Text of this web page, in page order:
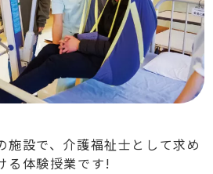
施設で、介護福祉士として求め
る体験授業です!